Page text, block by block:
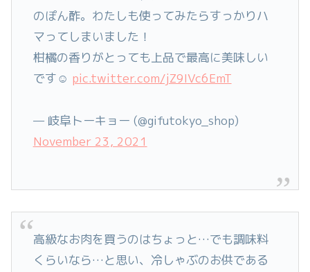
のぽん酢。わたしも使ってみたらすっかりハ
マってしまいました！
柑橘の香りがとっても上品で最高に美味しい
です☺️ pic.twitter.com/jZ9IVc6EmT
— 岐阜トーキョー (@gifutokyo_shop)
November 23, 2021
高級なお肉を買うのはちょっと…でも調味料
くらいなら…と思い、冷しゃぶのお供である